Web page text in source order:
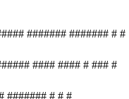
####### ####### # #
#### #### # ### #
####### # # #